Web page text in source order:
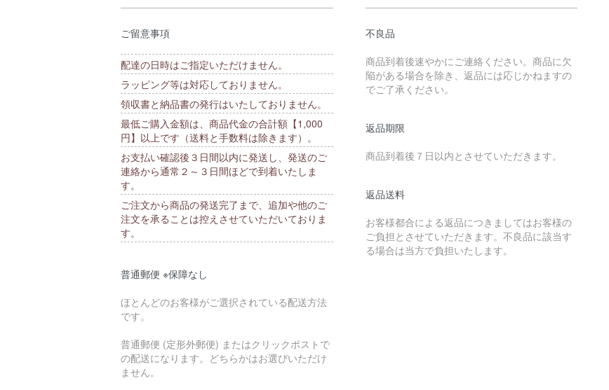
ご留意事項
配達の日時はご指定いただけません。
ラッピング等は対応しておりません。
領収書と納品書の発行はいたしておりません。
最低ご購入金額は、商品代金の合計額【1,000
円】以上です（送料と手数料は除きます）。
お支払い確認後３日間以内に発送し、発送のご
連絡から通常２～３日間ほどで到着いたしま
す。
ご注文から商品の発送完了まで、追加や他のご
注文を承ることは控えさせていただいておりま
す。
普通郵便 ※保障なし
ほとんどのお客様がご選択されている配送方法
です。
普通郵便 (定形外郵便) またはクリックポストで
の配送になります。どちらかはお選びいただけ
ません。
不良品
商品到着後速やかにご連絡ください。商品に欠
陥がある場合を除き、返品には応じかねますの
でご了承ください。
返品期限
商品到着後７日以内とさせていただきます。
返品送料
お客様都合による返品につきましてはお客様の
ご負担とさせていただきます。不良品に該当す
る場合は当方で負担いたします。